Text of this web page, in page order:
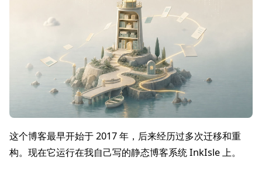
这个博客最早开始于 2017 年，后来经历过多次迁移和重
构。现在它运行在我自己写的静态博客系统 InkIsle 上。